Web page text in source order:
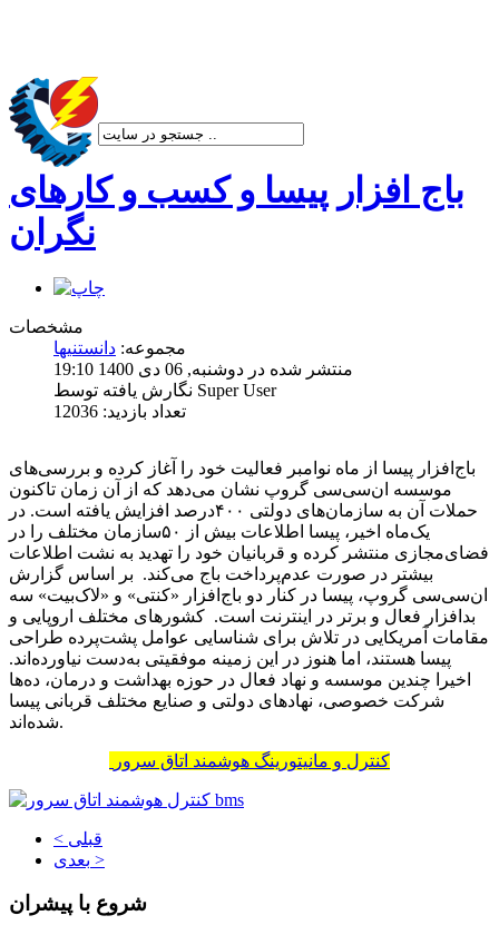
باج افزار پیسا و کسب و کارهای
نگران
مشخصات
مجموعه: دانستنیها
منتشر شده در دوشنبه, 06 دی 1400 19:10
نگارش یافته توسط Super User
تعداد بازدید: 12036
باج‌افزار پیسا از ‌ماه نوامبر فعالیت خود را آغاز کرده و بررسی‌‌‌‌‌‌‌‌های
موسسه ان‌سی‌سی گروپ نشان می‌دهد که از آن زمان تاکنون
حملات آن به سازمان‌های دولتی ۴۰۰‌درصد افزایش یافته است. در
یک‌ماه اخیر، پیسا اطلاعات بیش از ۵۰سازمان مختلف را در
فضای‌مجازی منتشر کرده و قربانیان خود را تهدید به نشت اطلاعات
بیشتر در صورت عدم‌پرداخت باج می‌کند. بر اساس گزارش
ان‌سی‌سی گروپ، پیسا در کنار دو باج‌افزار «کنتی» و «لاک‌‌‌‌‌‌‌‌بیت» سه
بدافزار فعال و برتر در اینترنت است. کشورهای مختلف اروپایی و
مقامات آمریکایی در تلاش برای شناسایی عوامل پشت‌پرده طراحی
پیسا هستند، اما هنوز در این زمینه موفقیتی به‌دست نیاورده‌‌‌‌‌‌‌‌اند.
اخیرا چندین موسسه و نهاد فعال در حوزه بهداشت و درمان، ده‌‌‌‌‌‌‌‌ها
شرکت خصوصی، نهادهای دولتی و صنایع مختلف قربانی پیسا
شده‌اند.
کنترل و مانیتورینگ هوشمند اتاق سرور
< قبلی
بعدی >
شروع با پیشران